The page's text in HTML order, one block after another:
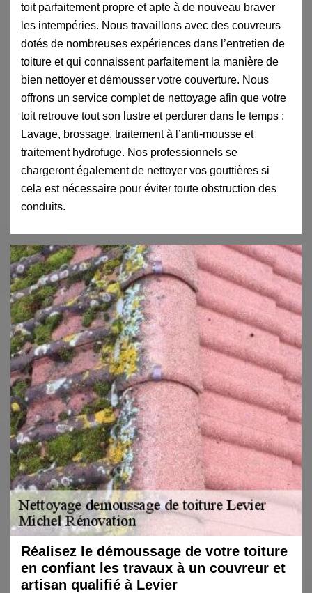
toit parfaitement propre et apte à de nouveau braver
les intempéries. Nous travaillons avec des couvreurs
dotés de nombreuses expériences dans l’entretien de
toiture et qui connaissent parfaitement la manière de
bien nettoyer et démousser votre couverture. Nous
offrons un service complet de nettoyage afin que votre
toit retrouve tout son lustre et perdurer dans le temps :
Lavage, brossage, traitement à l’anti-mousse et
traitement hydrofuge. Nos professionnels se
chargeront également de nettoyer vos gouttières si
cela est nécessaire pour éviter toute obstruction des
conduits.
Réalisez le démoussage de votre toiture
en confiant les travaux à un couvreur et
artisan qualifié à Levier